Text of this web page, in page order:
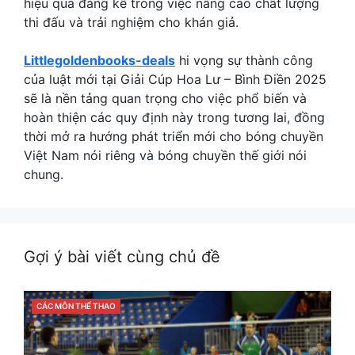
thi đấu và trải nghiệm cho khán giả.
Littlegoldenbooks-deals hi vọng sự thành công
của luật mới tại Giải Cúp Hoa Lư – Bình Điền 2025
sẽ là nền tảng quan trọng cho việc phổ biến và
hoàn thiện các quy định này trong tương lai, đồng
thời mở ra hướng phát triển mới cho bóng chuyền
Việt Nam nói riêng và bóng chuyền thế giới nói
chung.
Gợi ý bài viết cùng chủ đề
CATEGORIES
CÁC MÔN THỂ THAO